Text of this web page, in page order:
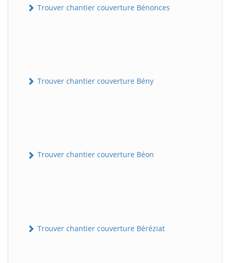
Trouver chantier couverture Bénonces
Trouver chantier couverture Bény
Trouver chantier couverture Béon
Trouver chantier couverture Béréziat